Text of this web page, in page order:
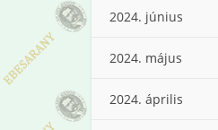
2024. június
2024. május
2024. április